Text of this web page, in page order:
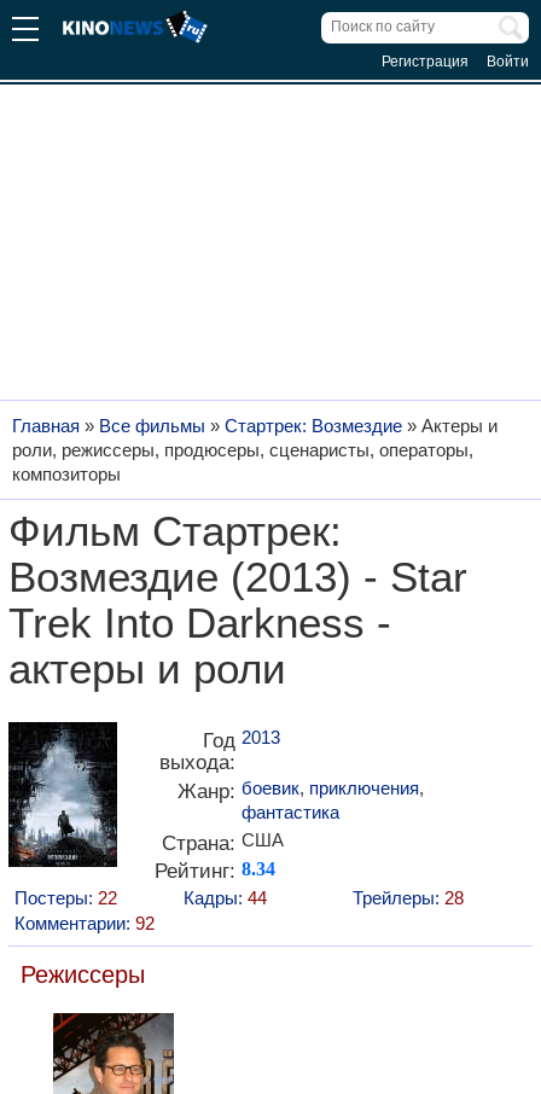
Регистрация Войти
Главная » Все фильмы » Стартрек: Возмездие » Актеры и
роли, режиссеры, продюсеры, сценаристы, операторы,
композиторы
Фильм Стартрек:
Возмездие (2013) - Star
Trek Into Darkness -
актеры и роли
Год
выхода:
2013
Жанр: боевик, приключения,
фантастика
Страна: США
Рейтинг: 8.34
Постеры: 22 Кадры: 44 Трейлеры: 28
Комментарии: 92
Режиссеры